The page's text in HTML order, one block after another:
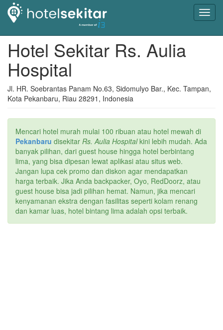
Hotel Sekitar Rs. Aulia
Hospital
Jl. HR. Soebrantas Panam No.63, Sidomulyo Bar., Kec. Tampan,
Kota Pekanbaru, Riau 28291, Indonesia
Mencari hotel murah mulai 100 ribuan atau hotel mewah di
Pekanbaru disekitar Rs. Aulia Hospitalkini lebih mudah. Ada
banyak pilihan, dari guest house hingga hotel berbintang
lima, yang bisa dipesan lewat aplikasi atau situs web.
Jangan lupa cek promo dan diskon agar mendapatkan
harga terbaik. Jika Anda backpacker, Oyo, RedDoorz, atau
guest house bisa jadi pilihan hemat. Namun, jika mencari
kenyamanan ekstra dengan fasilitas seperti kolam renang
dan kamar luas, hotel bintang lima adalah opsi terbaik.